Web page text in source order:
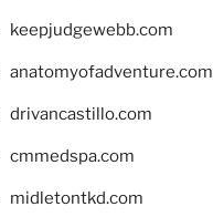
keepjudgewebb.com
anatomyofadventure.com
drivancastillo.com
cmmedspa.com
midletontkd.com